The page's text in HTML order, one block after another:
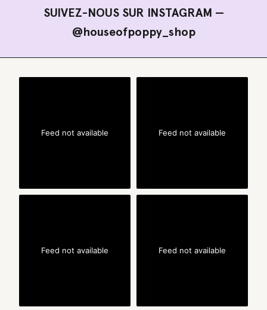
SUIVEZ-NOUS SUR INSTAGRAM —
@houseofpoppy_shop
Feed not available Feed not available
Feed not available Feed not available